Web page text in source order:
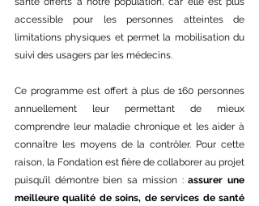
accessible pour les personnes atteintes de
limitations physiques et permet la mobilisation du
suivi des usagers par les médecins.
Ce programme est offert à plus de 160 personnes
annuellement leur permettant de mieux
comprendre leur maladie chronique et les aider à
connaître les moyens de la contrôler. Pour cette
raison, la Fondation est fière de collaborer au projet
puisqu’il démontre bien sa mission : assurer une
meilleure qualité de soins, de services de santé